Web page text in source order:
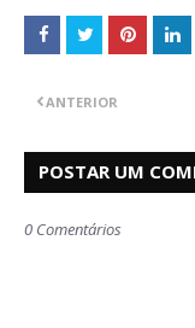
ANTERIOR
POSTAR UM
0 Comentários